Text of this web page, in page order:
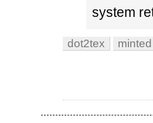
system
dot2tex minted